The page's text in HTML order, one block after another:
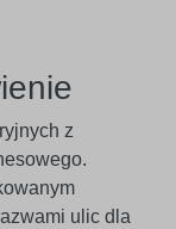
z
ulic dla